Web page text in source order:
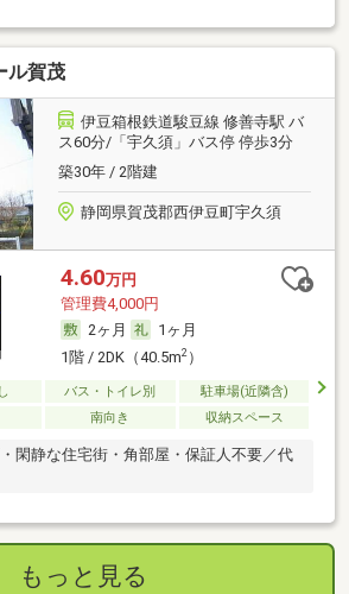
ル賀茂
伊豆箱根鉄道駿豆線 修善寺駅 バ
ス60分/「宇久須」バス停 停歩3分
築30年 / 2階建
静岡県賀茂郡西伊豆町宇久須
4.60万円
管理費4,000円
2ヶ月
1ヶ月
1階 / 2DK（40.5m2）
バス・トイレ別
駐車場(近隣含)
南向き 収納スペース
閑静な住宅街・角部屋・保証人不要／代
もっと見る